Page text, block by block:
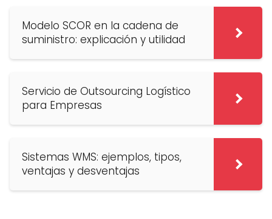
Modelo SCOR en la cadena de
suministro: explicación y utilidad
Servicio de Outsourcing Logístico
para Empresas
Sistemas WMS: ejemplos, tipos,
ventajas y desventajas